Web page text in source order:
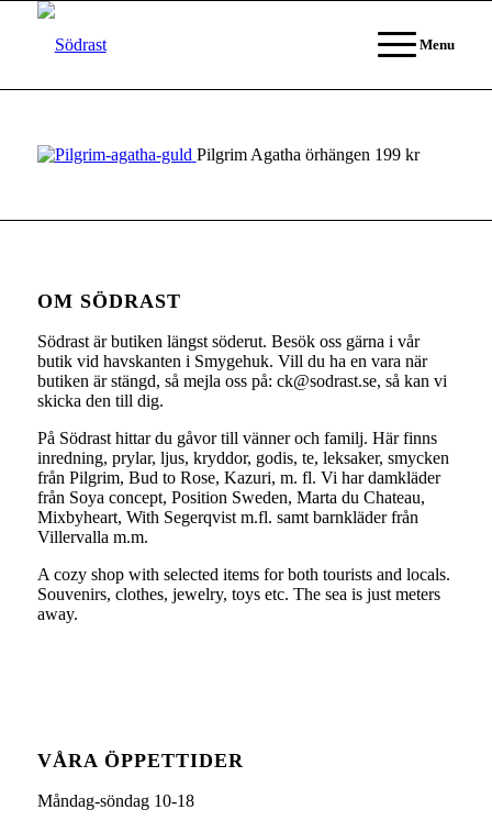
Menu
Pilgrim Agatha örhängen 199 kr
OM SÖDRAST
Södrast är butiken längst söderut. Besök oss gärna i vår
butik vid havskanten i Smygehuk. Vill du ha en vara när
butiken är stängd, så mejla oss på: ck@sodrast.se, så kan vi
skicka den till dig.
På Södrast hittar du gåvor till vänner och familj. Här finns
inredning, prylar, ljus, kryddor, godis, te, leksaker, smycken
från Pilgrim, Bud to Rose, Kazuri, m. fl. Vi har damkläder
från Soya concept, Position Sweden, Marta du Chateau,
Mixbyheart, With Segerqvist m.fl. samt barnkläder från
Villervalla m.m.
A cozy shop with selected items for both tourists and locals.
Souvenirs, clothes, jewelry, toys etc. The sea is just meters
away.
VÅRA ÖPPETTIDER
Måndag-söndag 10-18